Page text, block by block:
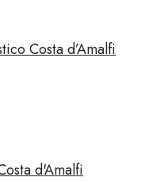
Costa d’Amalfi
d'Amalfi